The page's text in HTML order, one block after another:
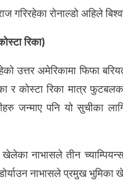
गरिरहेका रोनाल्डो अहिले
रिका)
उत्तर अमेरिकामा फिफा
कोस्टा रिका मात्र
जन्माए पनि यो सुचीका
खेलेका नाभासले तीन
नाभासले प्रमुख भुमिका